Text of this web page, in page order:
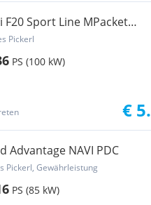
F20 Sport Line MPacket
Pickerl
PS (100 kW)
€
Advantage NAVI PDC
Pickerl, Gewährleistung
PS (85 kW)